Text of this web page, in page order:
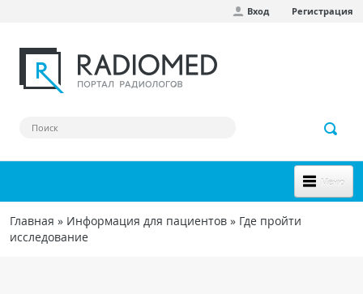
Вход Регистрация
Меню
НОВОЕ НА САЙТЕ
СООБЩЕСТВО
Вы здесь
Главная » Информация для пациентов » Где пройти
исследование